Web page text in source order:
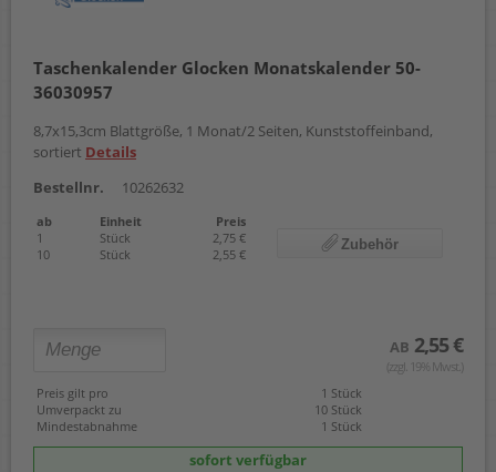
Taschenkalender Glocken Monatskalender 50-
36030957
8,7x15,3cm Blattgröße, 1 Monat/2 Seiten, Kunststoffeinband,
sortiert Details
Bestellnr.
10262632
ab Einheit
Preis
1
Stück
2,75 €
10
Stück 2,55 €
Zubehör
AB 2,55 €
(zzgl. 19% Mwst.)
Preis gilt pro
1 Stück
Umverpackt zu
10 Stück
Mindestabnahme
1 Stück
sofort verfügbar